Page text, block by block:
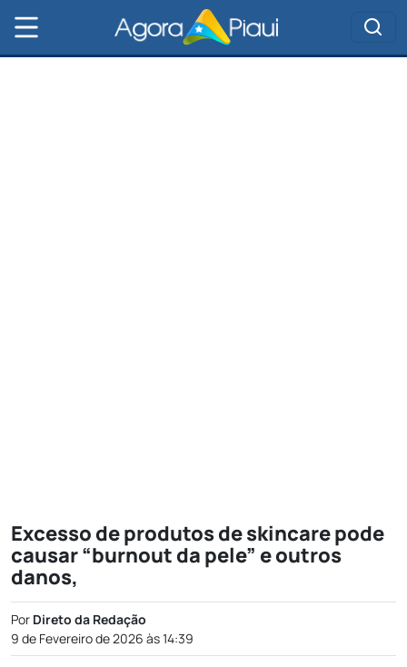
Excesso de produtos de skincare pode
causar “burnout da pele” e outros
danos,
Por Direto da Redação
9 de Fevereiro de 2026 às 14:39